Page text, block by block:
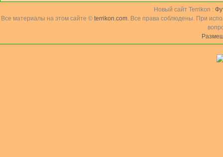
Новый сайт Terrikon :
Все материалы на этом сайте © terrikon.com. Все права соблюдены. При